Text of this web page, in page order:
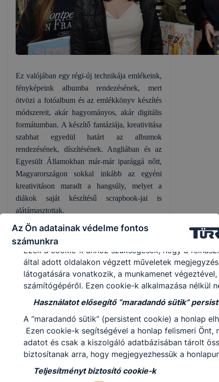
Ez valójában egy régi-új technikája emlékeink,
fényképeink albumba rendezésének, mert
ötvözi a fotóalbum és az emlékkönyv készítés
módszereit, akár hagyományos, akár digitális
formátumban. A készítő fantáziája, kreativitása
szabhat egyedül határt az albumok
rendezésének, díszítésének. Angliában és az
Egyesült Államokban már-már iparággá nőtt,
Magyarországon sokkal inkább az egyéni
kreativitáson maradt a hangsúly, melyet a
diákok saját készítésű scrapbook-jai is
alátámasztottak.
Köszönjük a programot!
Köszönjük a szervezést Pál Ágnes tanárnőnek!
Megosztás
Az Ön adatainak védelme fontos
számunkra
A Bajai Szakképzési Centrum Türr István
használ.
Mi az a cookie?
A cookie egy kis fájl, amely akkor kerül a
rendelkeznek. Többek között információt
használatát.
A cookie-kal weboldalunk nem gyűjt és nem tárol
szerint beazonosítani.
Az Bajai Szakképzési Centrum Türr István
Az Bajai Szakképzési Centrum Türr István
➢ információ gyűjtése azzal kapcsolatban, hogyan
vagy használja leginkább, így megtudhatjuk,
Feltétlenül szükséges, munkamenet (session)
Ezek a cookie-k ahhoz szükségesek, hogy a
által adott oldalakon végzett műveletek
látogatására vonatkozik, a munkamenet
számítógépéről. Ezen cookie-k alkalmazása nélkül
Használatot elősegítő “maradandó sütik”
A “maradandó sütik” (persistent cookie) a honlap
Ezen cookie-k segítségével a honlap felismeri
adatot és csak a kiszolgáló adatbázisában tárolt
biztosítanak arra, hogy megjegyezhessük a
Teljesítményt biztosító cookie-k